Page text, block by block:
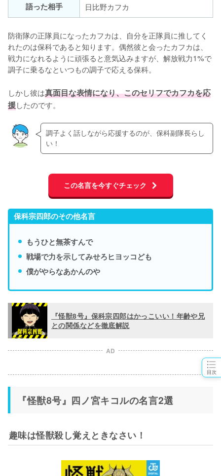
目次
語った相手
日比野カフカ
防衛隊の正隊員になったカフカは、自分を正隊員に推してく
れたのは保科であると知ります。偶然彼と会ったカフカは、
戦力になれるように頑張ると意気込みますが、解放戦力1%で
調子に乗るなといつもの調子で応える保科。
しかし彼は真面目な表情になり、このセリフでカフカを応
援したのです。
調子よく話しながら応援するのが、保科副隊長らし
い！
この名言を今すぐチェック
保科宗四郎のその他名言
もうひと無茶すんで
戦場で力を示してみせろヒヨッコども
僕がやらなあかんのや
『怪獣8号』保科宗四郎はかっこいい！年齢や兄
との関係などを徹底解説
AD
『怪獣8号』四ノ宮キコルの名言2選
趣味は怪獣殺し覚えときなさい！